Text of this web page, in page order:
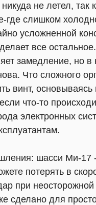
не летел, так
где слишком
усложненной
все
замедление, но в
Что сложного
винт,
что-то
электронных
шасси Ми-17
потерять в
при
сделано для